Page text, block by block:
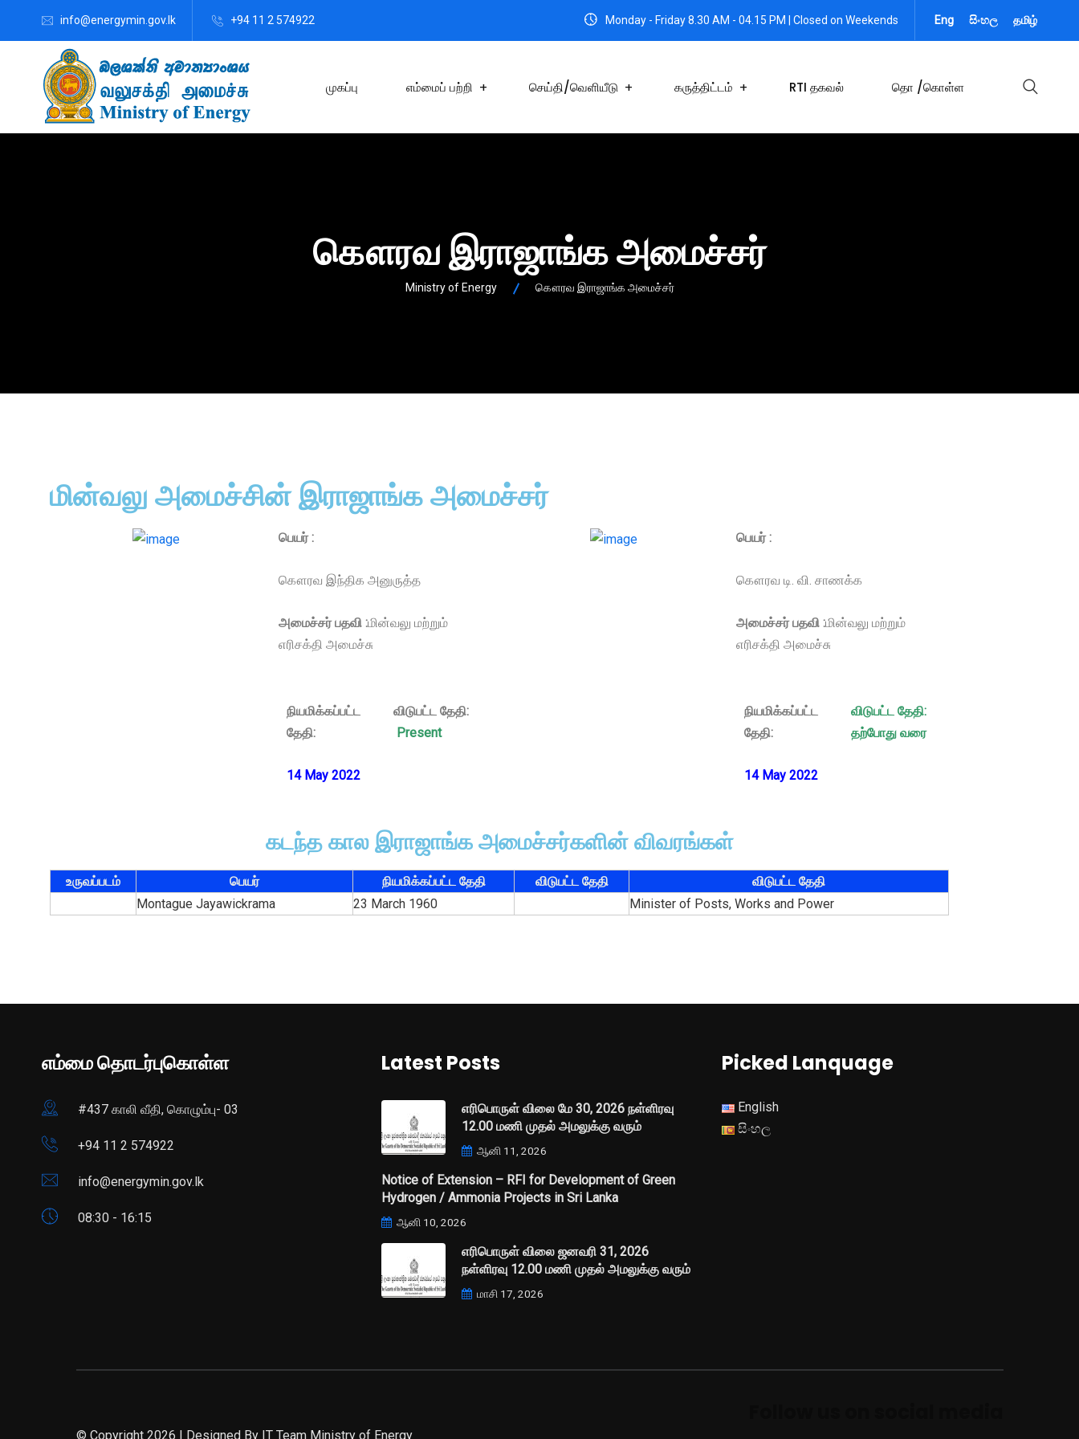
info@energymin.gov.lk +94 11 2 574922 Monday - Friday 8.30 AM - 04.15 PM | Closed on Weekends Eng සිංහල தமிழ்
முகப்பு எம்மைப் பற்றி செய்தி/வெளியீடு கருத்திட்டம் RTI தகவல் தொ /கொள்ள
கௌரவ இராஜாங்க அமைச்சர்
Ministry of Energy கௌரவ இராஜாங்க அமைச்சர்
மின்வலு அமைச்சின் இராஜாங்க அமைச்சர்
பெயர் :
கௌரவ இந்திக அனுருத்த
அமைச்சர் பதவி :மின்வலு மற்றும்
எரிசக்தி அமைச்சு
நியமிக்கப்பட்ட
தேதி:
14 May 2022
விடுபட்ட தேதி:
Present
பெயர் :
கௌரவ டி. வி. சாணக்க
அமைச்சர் பதவி :மின்வலு மற்றும்
எரிசக்தி அமைச்சு
நியமிக்கப்பட்ட
தேதி:
14 May 2022
விடுபட்ட தேதி:
தற்போது வரை
கடந்த கால இராஜாங்க அமைச்சர்களின் விவரங்கள்
உருவப்படம் பெயர்​ நியமிக்கப்பட்ட தேதி விடுபட்ட தேதி
விடுபட்ட தேதி
Montague Jayawickrama
23 March 1960 Minister of Posts, Works and Power
எம்மை தொடர்புகொள்ள
#437 காலி வீதி, கொழும்பு- 03
+94 11 2 574922
info@energymin.gov.lk
08:30 - 16:15
Latest Posts
எரிபொருள் விலை மே 30, 2026 நள்ளிரவு
12.00 மணி முதல் அமலுக்கு வரும்
ஆனி 11, 2026
Notice of Extension – RFI for Development of Green
Hydrogen / Ammonia Projects in Sri Lanka
ஆனி 10, 2026
எரிபொருள் விலை ஜனவரி 31, 2026
நள்ளிரவு 12.00 மணி முதல் அமலுக்கு வரும்
மாசி 17, 2026
Picked Lanquage
English
සිංහල
© Copyright 2026 | Designed By IT Team Ministry of Energy